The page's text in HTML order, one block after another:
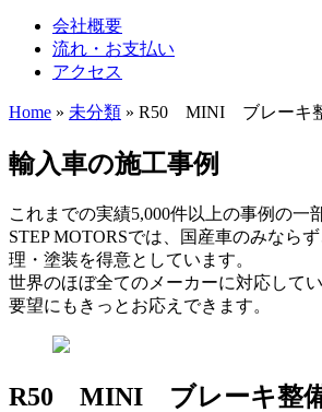
会社概要
流れ・お支払い
アクセス
Home » 未分類 » R50 MINI ブレー
輸入車の施工事例
これまでの実績5,000件以上の事例の一
STEP MOTORSでは、国産車のみなら
理・塗装を得意としています。
世界のほぼ全てのメーカーに対応して
要望にもきっとお応えできます。
R50 MINI ブレーキ